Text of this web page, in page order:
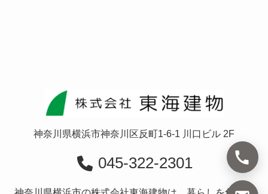
神奈川県横浜市神奈川区反町1-6-1 川口ビル 2F
045-322-2301